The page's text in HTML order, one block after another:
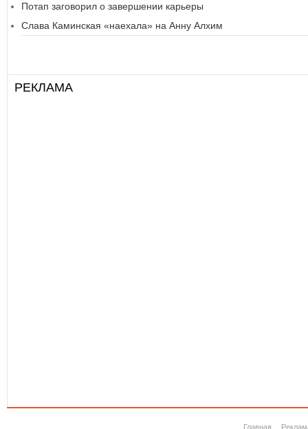
Потап заговорил о завершении карьеры
Слава Каминская «наехала» на Анну Алхим
РЕКЛАМА
Главная